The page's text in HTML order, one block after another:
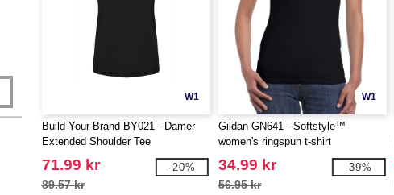
W1
Build Your Brand BY021 - Damer
Extended Shoulder Tee
71.99 kr
89.57 kr
-20%
W1
Gildan GN641 - Softstyle™
women's ringspun t-shirt
34.99 kr
56.95 kr
-39%